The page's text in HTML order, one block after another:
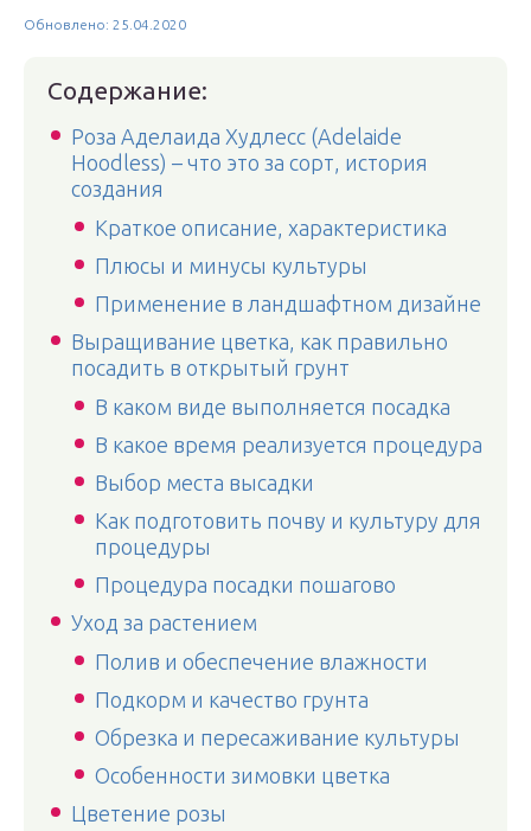
Обновлено: 25.04.2020
Содержание:
Роза Аделаида Худлесс (Adelaide
Hoodless) – что это за сорт, история
создания
Краткое описание, характеристика
Плюсы и минусы культуры
Применение в ландшафтном дизайне
Выращивание цветка, как правильно
посадить в открытый грунт
В каком виде выполняется посадка
В какое время реализуется процедура
Выбор места высадки
Как подготовить почву и культуру для
процедуры
Процедура посадки пошагово
Уход за растением
Полив и обеспечение влажности
Подкорм и качество грунта
Обрезка и пересаживание культуры
Особенности зимовки цветка
Цветение розы